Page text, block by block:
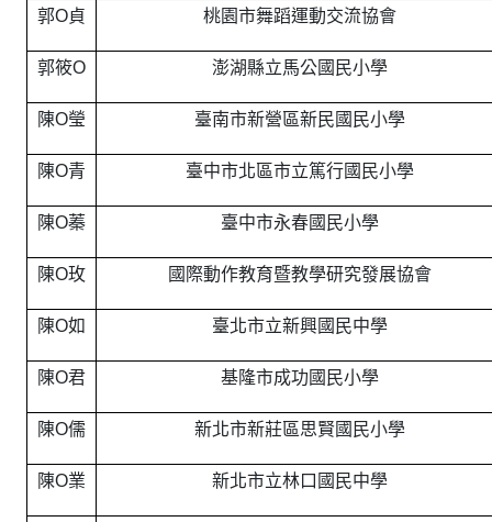
郭O貞 桃園市舞蹈運動交流協會
郭筱O 澎湖縣立馬公國民小學
陳O瑩 臺南市新營區新民國民小學
陳O青 臺中市北區市立篤行國民小學
陳O蓁 臺中市永春國民小學
陳O玫 國際動作教育暨教學研究發展協會
陳O如 臺北市立新興國民中學
陳O君 基隆市成功國民小學
陳O儒 新北市新莊區思賢國民小學
陳O業 新北市立林口國民中學